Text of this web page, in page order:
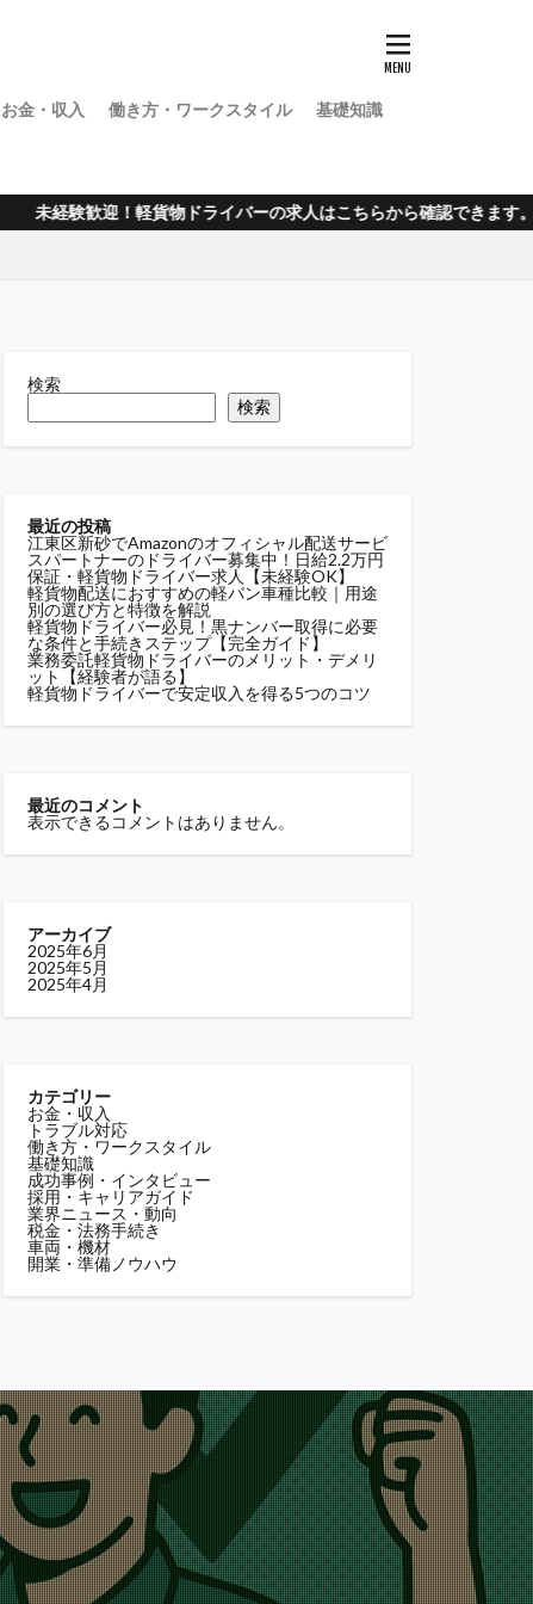
お金・収入 働き方・ワークスタイル
基礎知識
未経験歓迎！軽貨物ドライバーの求人はこちらから確認できます。
検索
検索
最近の投稿
江東区新砂でAmazonのオフィシャル配送サービ
スパートナーのドライバー募集中！日給2.2万円
保証・軽貨物ドライバー求人【未経験OK】
軽貨物配送におすすめの軽バン車種比較｜用途
別の選び方と特徴を解説
軽貨物ドライバー必見！黒ナンバー取得に必要
な条件と手続きステップ【完全ガイド】
業務委託軽貨物ドライバーのメリット・デメリ
ット【経験者が語る】
軽貨物ドライバーで安定収入を得る5つのコツ
最近のコメント
表示できるコメントはありません。
アーカイブ
2025年6月
2025年5月
2025年4月
カテゴリー
お金・収入
トラブル対応
働き方・ワークスタイル
基礎知識
成功事例・インタビュー
採用・キャリアガイド
業界ニュース・動向
税金・法務手続き
車両・機材
開業・準備ノウハウ